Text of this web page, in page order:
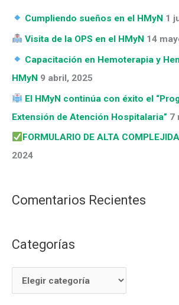
a
Cumpliendo sueños en el HMyN 1
Visita de la OPS en el HMyN 14
Capacitación en Hemoterapia y
HMyN 9 abril, 2025
El HMyN continúa con éxito el
Extensión de Atención Hospitalaria” 7
FORMULARIO DE ALTA
2024
Comentarios Recientes
Categorías